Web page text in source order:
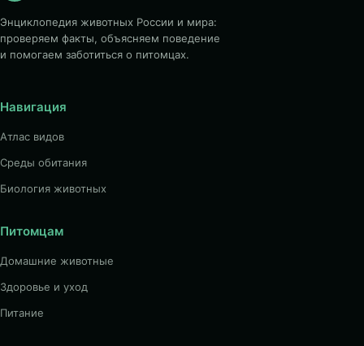
Энциклопедия животных России и мира:
проверяем факты, объясняем поведение
и помогаем заботиться о питомцах.
Навигация
Атлас видов
Среды обитания
Биология животных
Питомцам
Домашние животные
Здоровье и уход
Питание